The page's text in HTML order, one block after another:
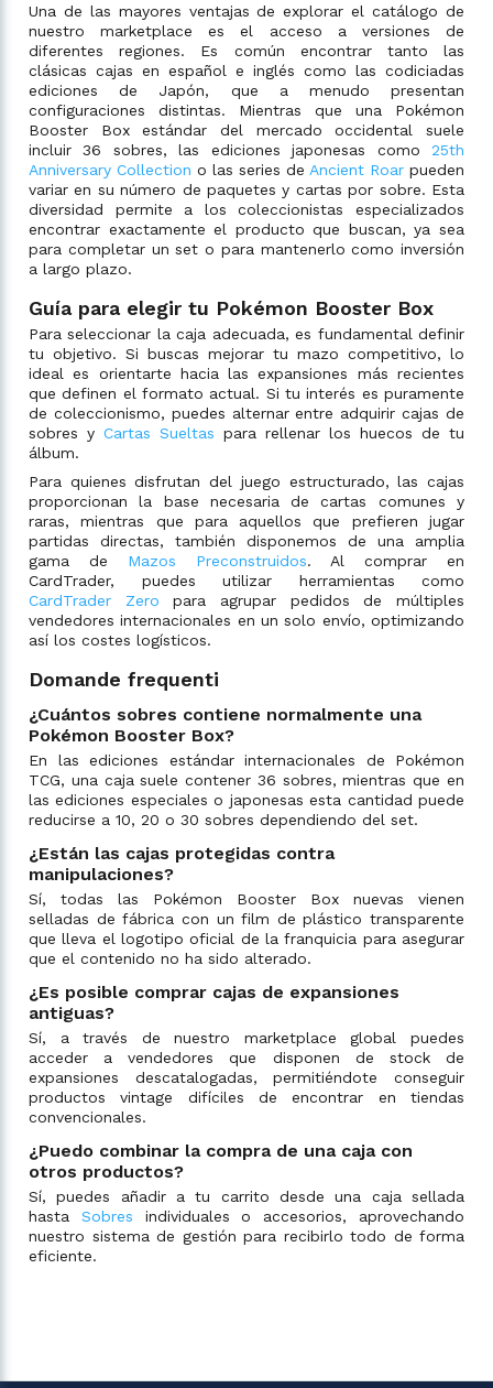
Una de las mayores ventajas de explorar el catálogo de
nuestro marketplace es el acceso a versiones de
diferentes regiones. Es común encontrar tanto las
clásicas cajas en español e inglés como las codiciadas
ediciones de Japón, que a menudo presentan
configuraciones distintas. Mientras que una Pokémon
Booster Box estándar del mercado occidental suele
incluir 36 sobres, las ediciones japonesas como 25th
Anniversary Collection o las series de Ancient Roar pueden
variar en su número de paquetes y cartas por sobre. Esta
diversidad permite a los coleccionistas especializados
encontrar exactamente el producto que buscan, ya sea
para completar un set o para mantenerlo como inversión
a largo plazo.
Guía para elegir tu Pokémon Booster Box
Para seleccionar la caja adecuada, es fundamental definir
tu objetivo. Si buscas mejorar tu mazo competitivo, lo
ideal es orientarte hacia las expansiones más recientes
que definen el formato actual. Si tu interés es puramente
de coleccionismo, puedes alternar entre adquirir cajas de
sobres y Cartas Sueltas para rellenar los huecos de tu
álbum.
Para quienes disfrutan del juego estructurado, las cajas
proporcionan la base necesaria de cartas comunes y
raras, mientras que para aquellos que prefieren jugar
partidas directas, también disponemos de una amplia
gama de Mazos Preconstruidos. Al comprar en
CardTrader, puedes utilizar herramientas como
CardTrader Zero para agrupar pedidos de múltiples
vendedores internacionales en un solo envío, optimizando
así los costes logísticos.
Domande frequenti
¿Cuántos sobres contiene normalmente una
Pokémon Booster Box?
En las ediciones estándar internacionales de Pokémon
TCG, una caja suele contener 36 sobres, mientras que en
las ediciones especiales o japonesas esta cantidad puede
reducirse a 10, 20 o 30 sobres dependiendo del set.
¿Están las cajas protegidas contra
manipulaciones?
Sí, todas las Pokémon Booster Box nuevas vienen
selladas de fábrica con un film de plástico transparente
que lleva el logotipo oficial de la franquicia para asegurar
que el contenido no ha sido alterado.
¿Es posible comprar cajas de expansiones
antiguas?
Sí, a través de nuestro marketplace global puedes
acceder a vendedores que disponen de stock de
expansiones descatalogadas, permitiéndote conseguir
productos vintage difíciles de encontrar en tiendas
convencionales.
¿Puedo combinar la compra de una caja con
otros productos?
Sí, puedes añadir a tu carrito desde una caja sellada
hasta Sobres individuales o accesorios, aprovechando
nuestro sistema de gestión para recibirlo todo de forma
eficiente.